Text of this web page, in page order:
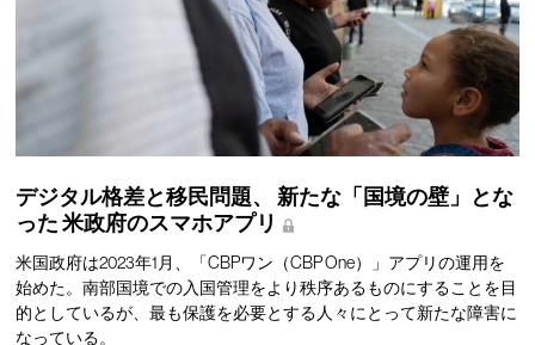
デジタル格差と移民問題、
新たな「国境の壁」とな
った米政府のスマホアプリ
米国政府は2023年1月、「CBPワン（CBP One）」アプリの運用を
始めた。南部国境での入国管理をより秩序あるものにすることを目
的としているが、最も保護を必要とする人々にとって新たな障害に
なっている。